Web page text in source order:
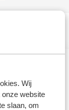
Wij
website
slaan, om